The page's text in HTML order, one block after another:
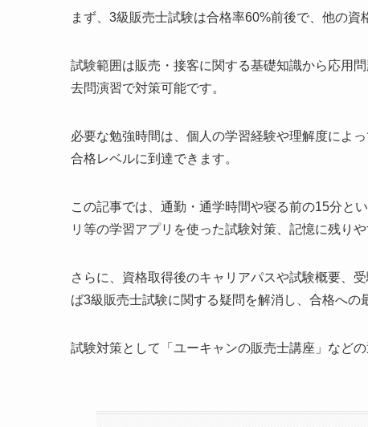
まず、3級販売士試験は合格率60%前後で、他の資
試験範囲は販売・接客に関する基礎知識から応用
去問演習で対策可能です。
必要な勉強時間は、個人の学習経験や理解度によ
合格レベルに到達できます。
この記事では、通勤・通学時間や寝る前の15分と
リ等の学習アプリを使った試験対策、記憶に残り
さらに、資格取得後のキャリアパスや試験概要、
ば3級販売士試験に関する疑問を解消し、合格への
試験対策として「ユーキャンの販売士講座」など